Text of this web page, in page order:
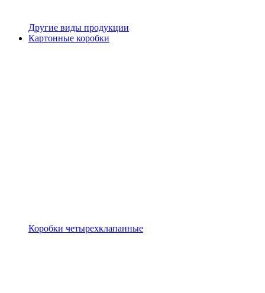
Другие виды продукции
Картонные коробки
Коробки четырехклапанные